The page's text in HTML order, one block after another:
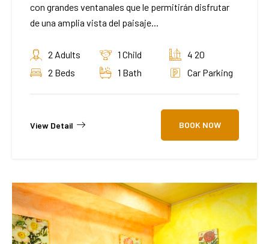
con grandes ventanales que le permitirán disfrutar
de una amplia vista del paisaje...
2 Adults 1 Child
4 20
2 Beds
1 Bath Car Parking
View Detail BOOK NOW